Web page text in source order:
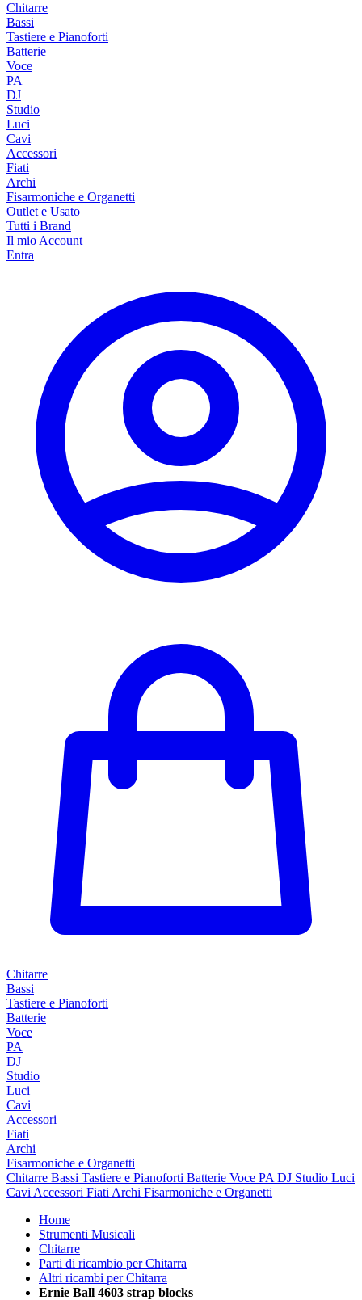
Chitarre
Bassi
Tastiere e Pianoforti
Batterie
Voce
PA
DJ
Studio
Luci
Cavi
Accessori
Fiati
Archi
Fisarmoniche e Organetti
Outlet e Usato
Tutti i Brand
Il mio Account
Entra
Chitarre
Bassi
Tastiere e Pianoforti
Batterie
Voce
PA
DJ
Studio
Luci
Cavi
Accessori
Fiati
Archi
Fisarmoniche e Organetti
Chitarre Bassi Tastiere e Pianoforti Batterie Voce PA DJ Studio Luci
Cavi Accessori Fiati Archi Fisarmoniche e Organetti
Home
Strumenti Musicali
Chitarre
Parti di ricambio per Chitarra
Altri ricambi per Chitarra
Ernie Ball 4603 strap blocks